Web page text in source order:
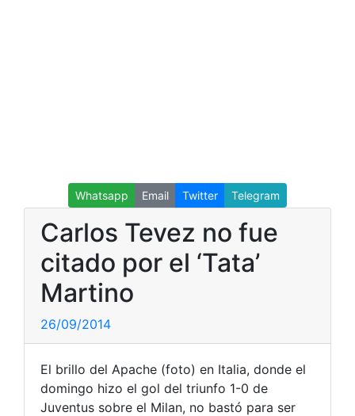
Whatsapp Email Twitter Telegram
Carlos Tevez no fue
citado por el ‘Tata’
Martino
26/09/2014
El brillo del Apache (foto) en Italia, donde el
domingo hizo el gol del triunfo 1-0 de
Juventus sobre el Milan, no bastó para ser